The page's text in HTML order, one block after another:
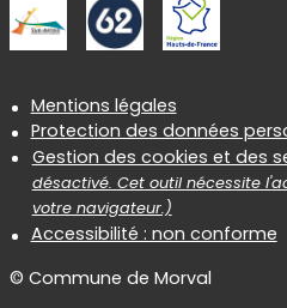
Informations
Mentions légales
Protection des données
Gestion des cookies et des
désactivé. Cet outil nécessite
votre navigateur.)
Accessibilité : non conforme
© Commune de Morval